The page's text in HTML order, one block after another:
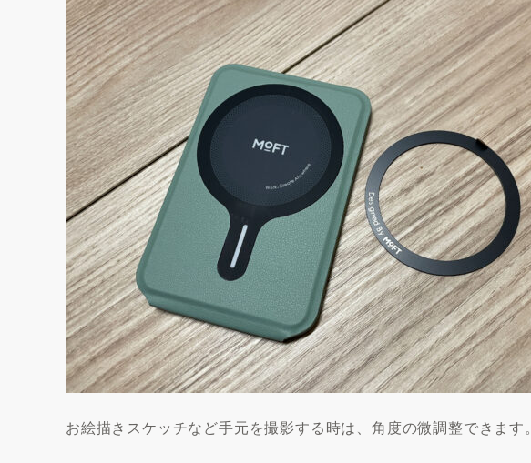
お絵描きスケッチなど手元を撮影する時は、角度の微調整できます。